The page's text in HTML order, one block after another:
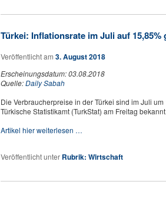
Türkei: Inflationsrate im Juli auf 15,85%
Veröffentlicht am 3. August 2018
Erscheinungsdatum: 03.08.2018
Quelle:Daily Sabah
Die Verbraucherpreise in der Türkei sind im Juli
Türkische Statistikamt (TurkStat) am Freitag bekannt.
Artikel hier weiterlesen …
Veröffentlicht unter Rubrik: Wirtschaft